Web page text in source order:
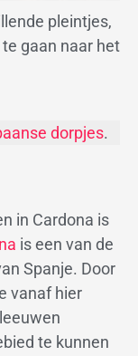
pleintjes,
gaan naar het
dorpjes.
in Cardona is
is een van de
Spanje. Door
vanaf hier
te kunnen